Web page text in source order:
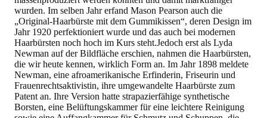
wurden. Im selben Jahr erfand Mason Pearson auch die
„Original-Haarbürste mit dem Gummikissen“, deren Design im
Jahr 1920 perfektioniert wurde und das auch bei modernen
Haarbürsten noch hoch im Kurs steht.Jedoch erst als Lyda
Newman auf der Bildfläche erschien, nahmen die Haarbürsten,
die wir heute kennen, wirklich Form an. Im Jahr 1898 meldete
Newman, eine afroamerikanische Erfinderin, Friseurin und
Frauenrechtsaktivistin, ihre umgewandelte Haarbürste zum
Patent an. Ihre Version hatte strapazierfähige synthetische
Borsten, eine Belüftungskammer für eine leichtere Reinigung